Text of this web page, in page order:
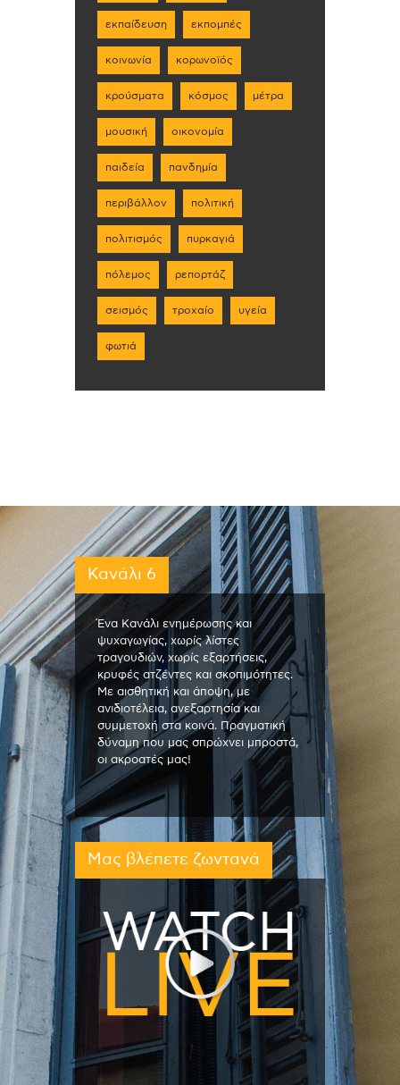
εκπαίδευση εκπομπές
κοινωνία κορωνοϊός
κρούσματα κόσμος μέτρα
μουσική οικονομία
παιδεία πανδημία
περιβάλλον πολιτική
πολιτισμός πυρκαγιά
πόλεμος ρεπορτάζ
σεισμός τροχαίο υγεία
φωτιά
Κανάλι 6
Ένα Κανάλι ενημέρωσης και
ψυχαγωγίας, χωρίς λίστες
τραγουδιών, χωρίς εξαρτήσεις,
κρυφές ατζέντες και σκοπιμότητες.
Με αισθητική και άποψη, με
ανιδιοτέλεια, ανεξαρτησία και
συμμετοχή στα κοινά. Πραγματική
δύναμη που μας σπρώχνει μπροστά,
οι ακροατές μας!
Μας βλέπετε ζωντανά